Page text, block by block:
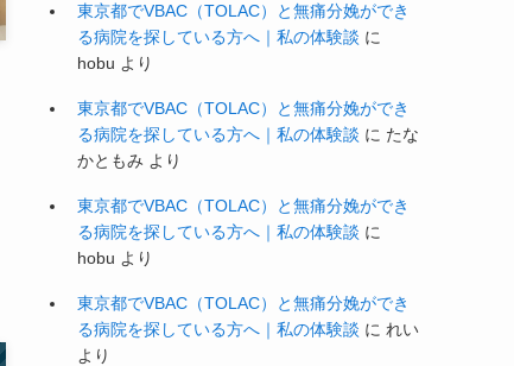
東京都でVBAC（TOLAC）と無痛分娩ができ
る病院を探している方へ｜私の体験談 に
hobu より
東京都でVBAC（TOLAC）と無痛分娩ができ
る病院を探している方へ｜私の体験談 に たな
かともみ より
東京都でVBAC（TOLAC）と無痛分娩ができ
る病院を探している方へ｜私の体験談 に
hobu より
東京都でVBAC（TOLAC）と無痛分娩ができ
る病院を探している方へ｜私の体験談 に れい
より